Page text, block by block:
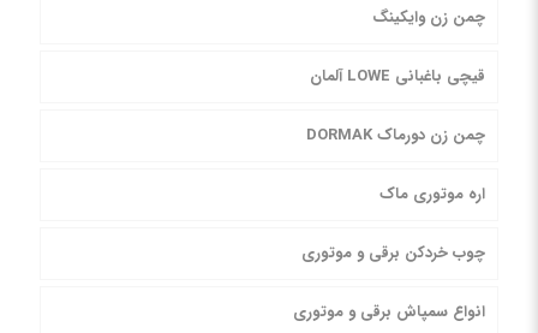
چمن زن وایکینگ
قیچی باغبانی LOWE آلمان
چمن زن دورماک DORMAK
اره موتوری ماک
چوب خردکن برقی و موتوری
انواع سمپاش برقی و موتوری